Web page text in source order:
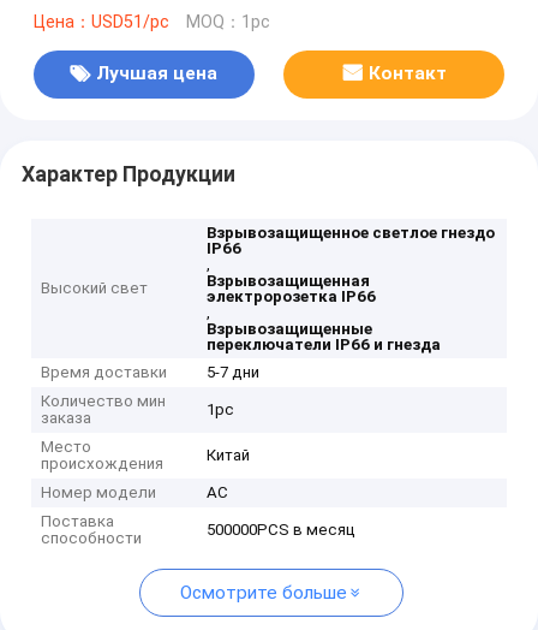
Цена：USD51/pc MOQ：1pc
Лучшая цена Контакт
Характер Продукции
Высокий свет
Взрывозащищенное светлое гнездо
IP66
,
Взрывозащищенная
электророзетка IP66
,
Взрывозащищенные
переключатели IP66 и гнезда
Время доставки
5-7 дни
Количество мин
заказа
1pc
Место
происхождения
Китай
Номер модели
AC
Поставка
способности
500000PCS в месяц
Осмотрите больше